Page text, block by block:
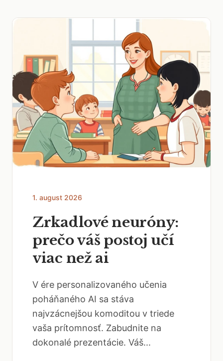
1. august 2026
Zrkadlové neuróny:
prečo váš postoj učí
viac než ai
V ére personalizovaného učenia
poháňaného AI sa stáva
najvzácnejšou komoditou v triede
vaša prítomnosť. Zabudnite na
dokonalé prezentácie. Váš...